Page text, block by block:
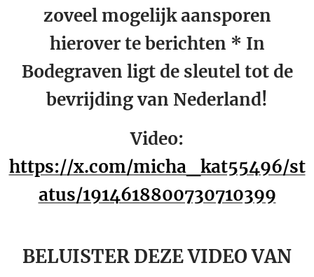
zoveel mogelijk aansporen
hierover te berichten * In
Bodegraven ligt de sleutel tot de
bevrijding van Nederland!
Video:
https://x.com/micha_kat55496/st
atus/1914618800730710399
BELUISTER DEZE VIDEO VAN